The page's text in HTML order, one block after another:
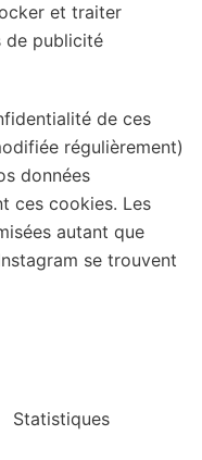
et traiter
de publicité
de ces
régulièrement)
données
ces cookies. Les
autant que
se trouvent
Statistiques